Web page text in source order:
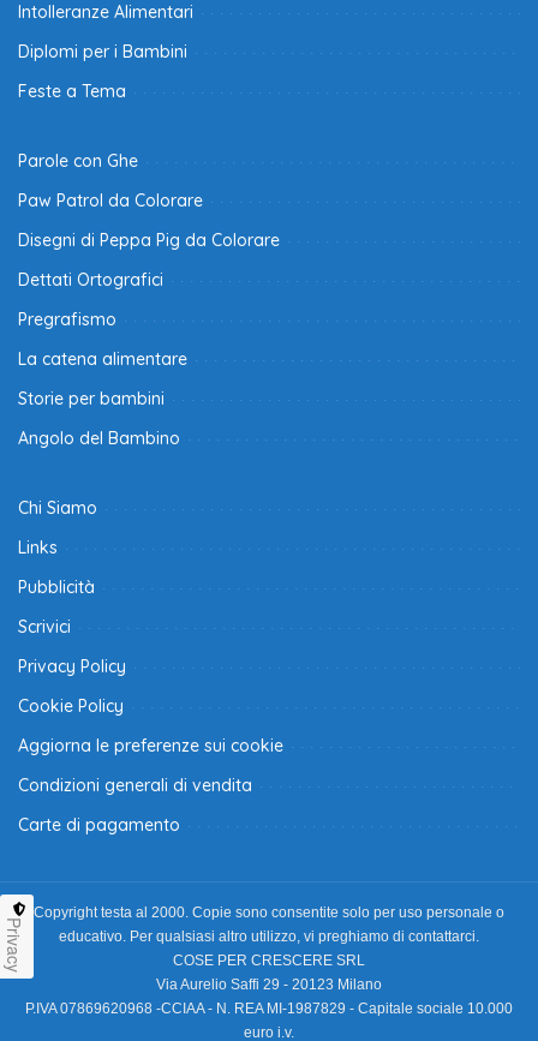
Intolleranze Alimentari
Diplomi per i Bambini
Feste a Tema
Parole con Ghe
Paw Patrol da Colorare
Disegni di Peppa Pig da Colorare
Dettati Ortografici
Pregrafismo
La catena alimentare
Storie per bambini
Angolo del Bambino
Chi Siamo
Links
Pubblicità
Scrivici
Privacy Policy
Cookie Policy
Aggiorna le preferenze sui cookie
Condizioni generali di vendita
Carte di pagamento
Copyright testa al 2000. Copie sono consentite solo per uso personale o
educativo. Per qualsiasi altro utilizzo, vi preghiamo di contattarci.
COSE PER CRESCERE SRL
Via Aurelio Saffi 29 - 20123 Milano
P.IVA 07869620968 -CCIAA - N. REA MI-1987829 - Capitale sociale 10.000
euro i.v.
Privacy